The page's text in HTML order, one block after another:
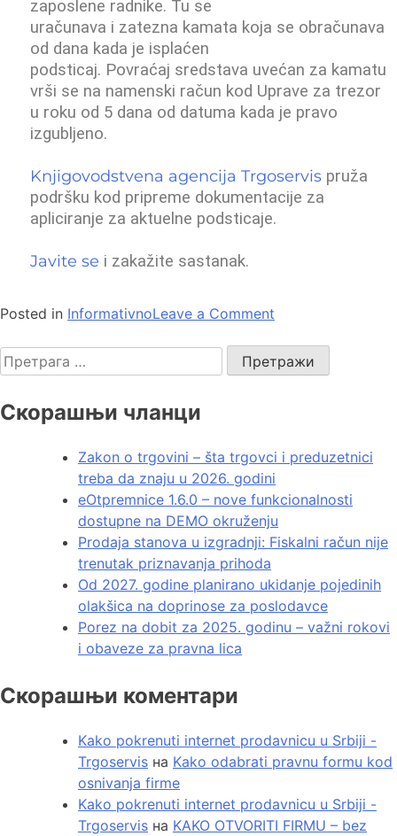
zaposlene radnike. Tu se
uračunava i zatezna kamata koja se obračunava
od dana kada je isplaćen
podsticaj. Povraćaj sredstava uvećan za kamatu
vrši se na namenski račun kod Uprave za trezor
u roku od 5 dana od datuma kada je pravo
izgubljeno.
Knjigovodstvena agencija Trgoservis pruža
podršku kod pripreme dokumentacije za
apliciranje za aktuelne podsticaje.
Javite se i zakažite sastanak.
Posted in InformativnoLeave a Comment
Скорашњи чланци
Zakon o trgovini – šta trgovci i preduzetnici
treba da znaju u 2026. godini
eOtpremnice 1.6.0 – nove funkcionalnosti
dostupne na DEMO okruženju
Prodaja stanova u izgradnji: Fiskalni račun nije
trenutak priznavanja prihoda
Od 2027. godine planirano ukidanje pojedinih
olakšica na doprinose za poslodavce
Porez na dobit za 2025. godinu – važni rokovi
i obaveze za pravna lica
Скорашњи коментари
Kako pokrenuti internet prodavnicu u Srbiji -
Trgoservis на Kako odabrati pravnu formu kod
osnivanja firme
Kako pokrenuti internet prodavnicu u Srbiji -
Trgoservis на KAKO OTVORITI FIRMU – bez